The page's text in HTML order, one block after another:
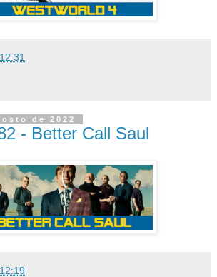
12:31
de 2022
- Better Call Saul
12:19